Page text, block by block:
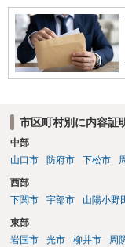
市区町村別に内容証
中部
山口市
防府市 下松市
西部
下関市
宇部市 山陽小野
東部
岩国市
光市 柳井市 周